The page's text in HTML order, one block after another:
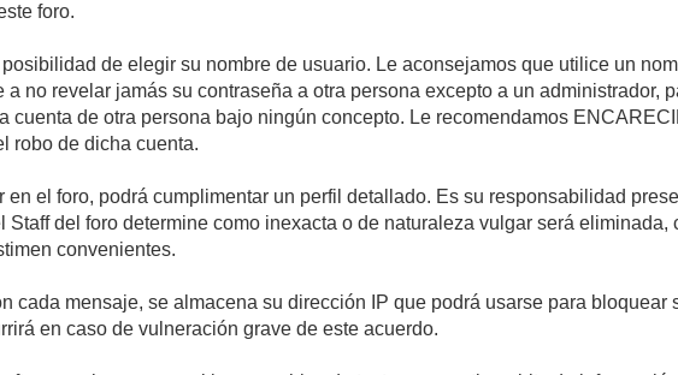
foro.
de elegir su nombre de usuario. Le aconsejamos que utilice un
a no revelar jamás su contraseña a otra persona excepto a un administrador,
cuenta de otra persona bajo ningún concepto. Le recomendamos
robo de dicha cuenta.
en el foro, podrá cumplimentar un perfil detallado. Es su responsabilidad
Staff del foro determine como inexacta o de naturaleza vulgar será
convenientes.
cada mensaje, se almacena su dirección IP que podrá usarse para
en caso de vulneración grave de este acuerdo.